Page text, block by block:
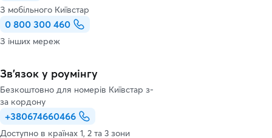
З мобільного Київстар
0 800 300 460
З інших мереж
Зв’язок у роумінгу
Безкоштовно для номерів Київстар з-
за кордону
+380674660466
Доступно в країнах 1, 2 та 3 зони